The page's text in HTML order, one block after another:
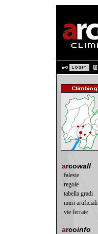
arcowall
falesie
regole
tabella gradi
muri artificiali
vie ferrate
arcoinfo